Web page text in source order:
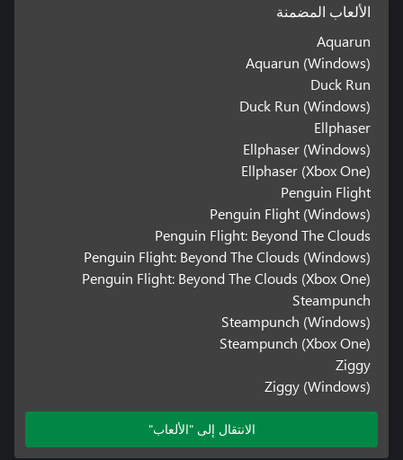
الألعاب المضمنة
Aquarun
Aquarun (Windows)
Duck Run
Duck Run (Windows)
Ellphaser
Ellphaser (Windows)
Ellphaser (Xbox One)
Penguin Flight
Penguin Flight (Windows)
Penguin Flight: Beyond The Clouds
Penguin Flight: Beyond The Clouds (Windows)
Penguin Flight: Beyond The Clouds (Xbox One)
Steampunch
Steampunch (Windows)
Steampunch (Xbox One)
Ziggy
Ziggy (Windows)
الانتقال إلى "الألعاب"